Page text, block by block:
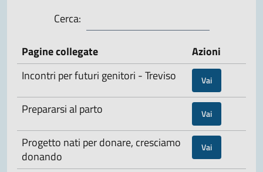
Cerca:
Pagine collegate
Azioni
Incontri per futuri genitori - Treviso
Vai
Prepararsi al parto Vai
Progetto nati per donare, cresciamo
donando
Vai